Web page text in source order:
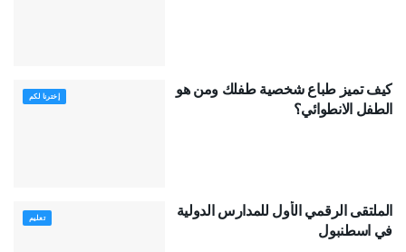
إخترنا لكم
كيف تميز طباع شخصية طفلك ومن هو
الطفل الانطوائي؟
تعليم
الملتقى الرقمي الأول للمدارس الدولية
في اسطنبول